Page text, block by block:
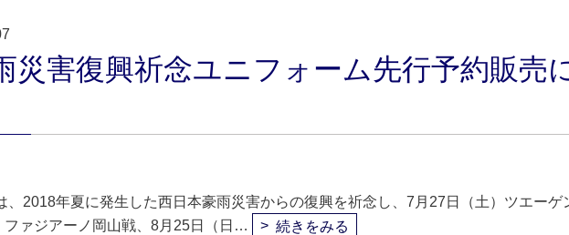
災害復興祈念ユニフォーム先行予約販売
、2018年夏に発生した西日本豪雨災害からの復興を祈念し、7月27日（土）ツエーゲ
ファジアーノ岡山戦、8月25日（日…
続きをみる